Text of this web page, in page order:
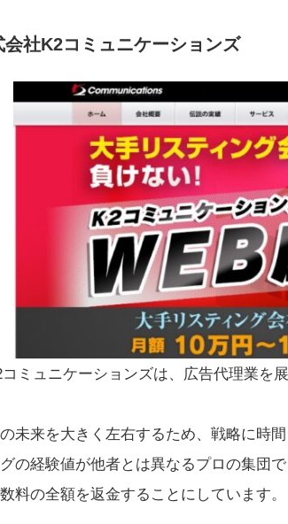
会社K2コミュニケーションズ
ミュニケーションズは、広告代理業を展
未来を大きく左右するため、戦略に時
の経験値が他者とは異なるプロの集団
料の全額を返金することにしています。